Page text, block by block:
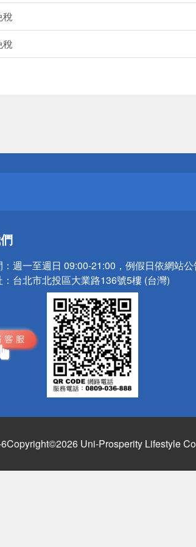
稅
稅
週一至週日 09:00-21:00，例假日依網站
台北市北投區大業路136號5樓 (台灣)
Copyright©2026 Uni-Prosperity Lifestyle